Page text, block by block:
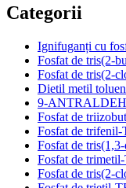
Categorii
Ignifuganți cu
Fosfat de tris(2-
Fosfat de tris(2-
Dietil metil
9-
Fosfat de
Fosfat de trifenil-
Fosfat de
Fosfat de
Fosfat de tris(2-